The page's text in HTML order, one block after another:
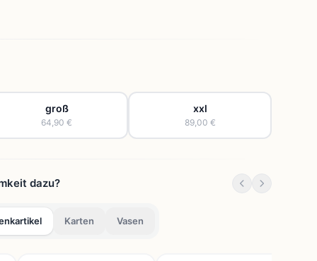
groß
64,90 €
xxl
89,00 €
dazu?
Karten Vasen